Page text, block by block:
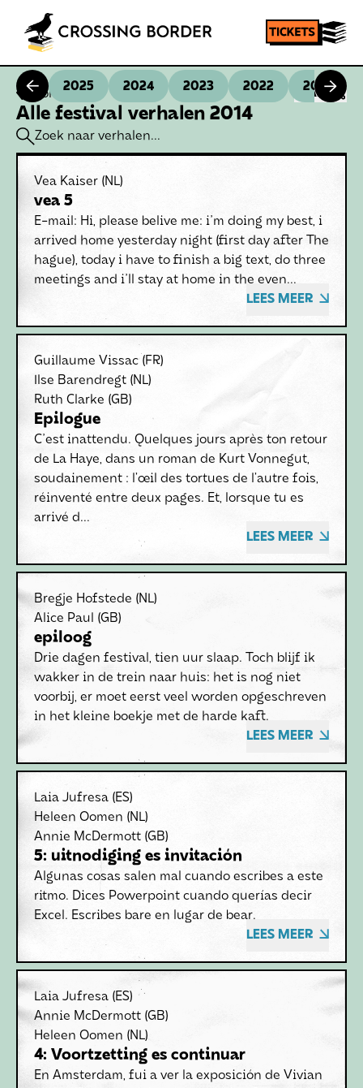
Homepage SHARE
2025 2024 2023 2022 2021
Alle festival verhalen 2014
Vea Kaiser (NL)
vea 5
E-mail: Hi, please belive me: i'm doing my best, i
arrived home yesterday night (first day after The
hague), today i have to finish a big text, do three
meetings and i'll stay at home in the even...
LEES MEER
Guillaume Vissac (FR)
Ilse Barendregt (NL)
Ruth Clarke (GB)
Epilogue
C'est inattendu. Quelques jours après ton retour
de La Haye, dans un roman de Kurt Vonnegut,
soudainement : l’œil des tortues de l’autre fois,
réinventé entre deux pages. Et, lorsque tu es
arrivé d...
LEES MEER
Bregje Hofstede (NL)
Alice Paul
(GB)
epiloog
Drie dagen festival, tien uur slaap. Toch blijf ik
wakker in de trein naar huis: het is nog niet
voorbij, er moet eerst veel worden opgeschreven
in het kleine boekje met de harde kaft.
LEES MEER
Laia Jufresa (ES)
Heleen Oomen (NL)
Annie McDermott (GB)
5: uitnodiging es invitación
Algunas cosas salen mal cuando escribes a este
ritmo. Dices Powerpoint cuando querías decir
Excel. Escribes bare en lugar de bear.
LEES MEER
Laia Jufresa (ES)
Annie McDermott (GB)
Heleen Oomen (NL)
4: Voortzetting es continuar
En Amsterdam, fui a ver la exposición de Vivian